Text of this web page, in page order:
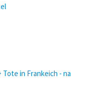
Tote in Frankeich - na